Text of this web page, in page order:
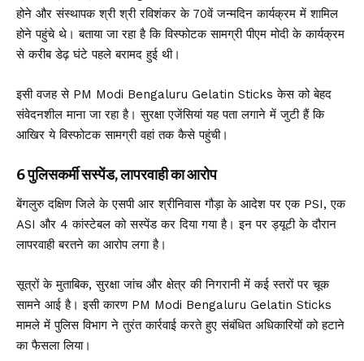
होने और संस्थापक श्री श्री रविशंकर के 70वें जन्मदिन कार्यक्रम में शामिल
होने पहुंचे थे। बताया जा रहा है कि विस्फोटक सामग्री पीएम मोदी के कार्यक्रम
से करीब डेढ़ घंटे पहले बरामद हुई थी।
इसी वजह से PM Modi Bengaluru Gelatin Sticks केस को बेहद
संवेदनशील माना जा रहा है। सुरक्षा एजेंसियां यह पता लगाने में जुटी हैं कि
आखिर ये विस्फोटक सामग्री वहां तक कैसे पहुंची।
6 पुलिसकर्मी सस्पेंड, लापरवाही का आरोप
बेंगलुरु दक्षिण जिले के एसपी आर श्रीनिवास गौड़ा के आदेश पर एक PSI, एक
ASI और 4 कांस्टेबल को सस्पेंड कर दिया गया है। इन पर ड्यूटी के दौरान
लापरवाही बरतने का आरोप लगा है।
सूत्रों के मुताबिक, सुरक्षा जांच और क्षेत्र की निगरानी में कई स्तरों पर चूक
सामने आई है। इसी कारण PM Modi Bengaluru Gelatin Sticks
मामले में पुलिस विभाग ने तुरंत कार्रवाई करते हुए संबंधित अधिकारियों को हटाने
का फैसला लिया।